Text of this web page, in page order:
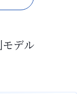
デル